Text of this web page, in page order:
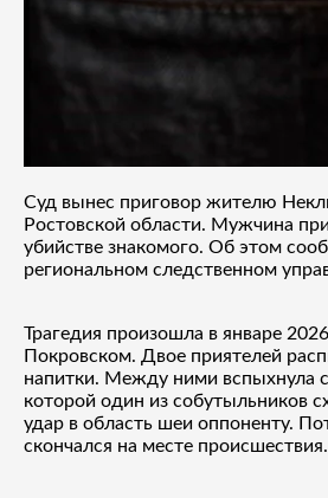
Суд вынес приговор жителю
Ростовской области. Мужчина
убийстве знакомого. Об этом
региональном следственном
Трагедия произошла в январе
Покровском. Двое приятелей
напитки. Между ними вспыхнула
которой один из собутыльников
удар в область шеи оппоненту.
скончался на месте происшествия.